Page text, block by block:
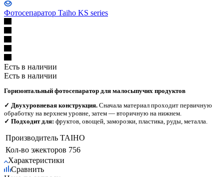
Фотосепаратор Taiho KS series
Есть в наличии
Есть в наличии
Горизонтальный фотосепаратор для малосыпучих продуктов
✓ Двухуровневая конструкция. Сначала материал проходит первичную
обработку на верхнем уровне, затем — вторичную на нижнем.
✓ Подходит для: фруктов, овощей, заморозки, пластика, руды, металла.
Производитель TAIHO
Кол-во эжекторов 756
Характеристики
Сравнить